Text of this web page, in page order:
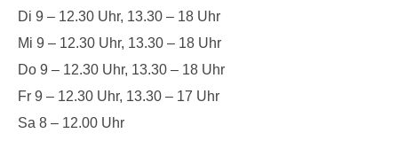
Di 9 – 12.30 Uhr, 13.30 – 18 Uhr
Mi 9 – 12.30 Uhr, 13.30 – 18 Uhr
Do 9 – 12.30 Uhr, 13.30 – 18 Uhr
Fr 9 – 12.30 Uhr, 13.30 – 17 Uhr
Sa 8 – 12.00 Uhr